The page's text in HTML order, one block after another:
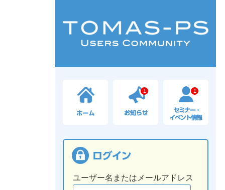
1 1
ユーザー名またはメールアドレス